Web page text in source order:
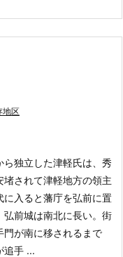
地区
ら独立した津軽氏は、秀
堵されて津軽地方の領主
に入ると藩庁を弘前に置
弘前城は南北に長い。街
門が南に移されるまで
追手 ...